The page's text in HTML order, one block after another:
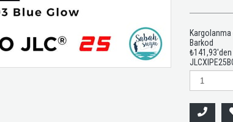
Barkod
₺141,93